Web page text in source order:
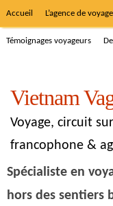
Accueil L’agence de voyage
Témoignages voyageurs
Vietnam
Voyage, circuit
francophone &
Spécialiste en
hors des sentiers